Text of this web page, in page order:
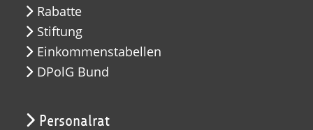
Rabatte
Stiftung
Einkommenstabellen
DPolG Bund
Personalrat